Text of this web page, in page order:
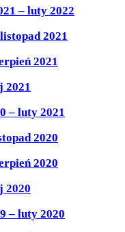
– luty 2022
2021
2021
2021
– luty 2021
2020
2020
2020
– luty 2020